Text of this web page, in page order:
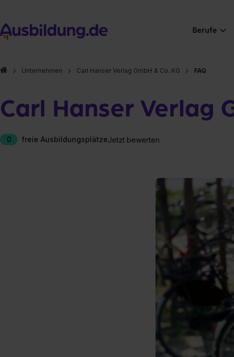
Berufe
Unternehmen Carl Hanser Verlag GmbH & Co. KG FAQ
Carl Hanser Verlag
0 freie AusbildungsplätzeJetzt bewerten